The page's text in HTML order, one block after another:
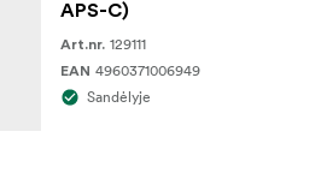
APS-C)
Art.nr. 129111
EAN 4960371006949
Sandėlyje